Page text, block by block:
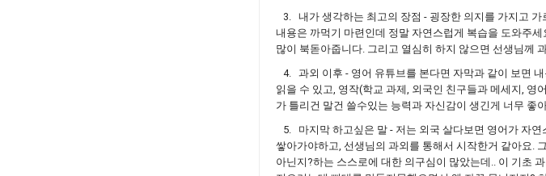
3. 내가 생각하는 최고의 장점 - 굉장한 의지를 가지고
내용은 까먹기 마련인데 정말 자연스럽게 복습을 도와주
많이 북돋아줍니다. 그리고 열심히 하지 않으면 선생님께
4. 과외 이후 - 영어 유튜브를 본다면 자막과 같이 보면
읽을 수 있고, 영작(학교 과제, 외국인 친구들과 메세지, 영
가 틀리건 말건 쓸수있는 능력과 자신감이 생긴게 너무 좋
5. 마지막 하고싶은 말 - 저는 외국 살다보면 영어가 자
쌓아가야하고, 선생님의 과외를 통해서 시작한거 같아요.
아닌지?하는 스스로에 대한 의구심이 많았는데.. 이 기초